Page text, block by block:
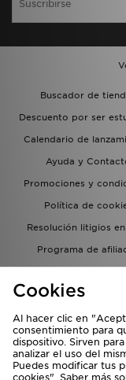
Buscador de
Descuento por ser
Calendario de
Ayuda y
Promociones y
Política de
Resolución litigios
Programa de
del grupo JD -
Cookies
Al hacer clic en
consentimiento para
dispositivo. Sirven
analizar el uso del
Puedes modificar tus
cookies". Saber más